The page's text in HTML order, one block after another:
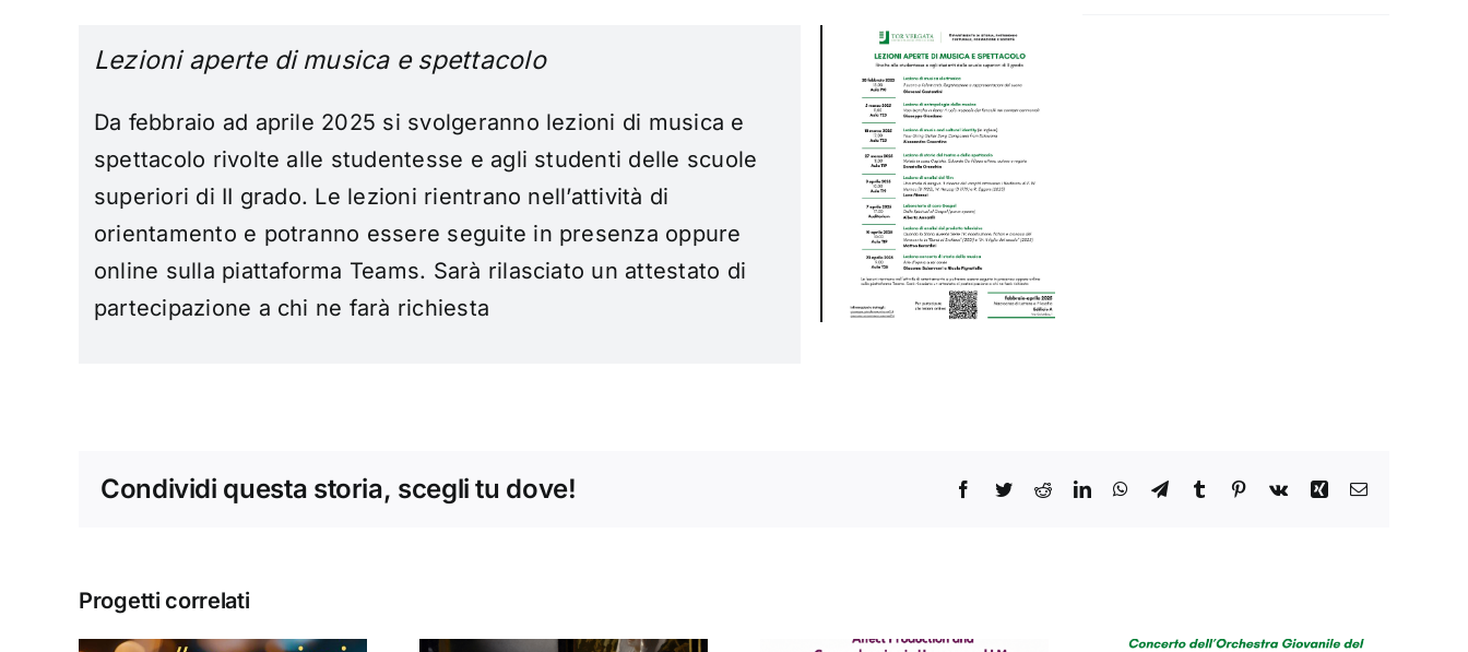
Lezioni aperte di musica e spettacolo
Da febbraio ad aprile 2025 si svolgeranno lezioni di musica e
spettacolo rivolte alle studentesse e agli studenti delle scuole
superiori di II grado. Le lezioni rientrano nell’attività di
orientamento e potranno essere seguite in presenza oppure
online sulla piattaforma Teams. Sarà rilasciato un attestato di
partecipazione a chi ne farà richiesta
Condividi questa storia, scegli tu dove! Facebook
TwitterRedditLinkedInWhatsApp
TelegramTumblr Pinterest
Vk Xing Email
Progetti correlati